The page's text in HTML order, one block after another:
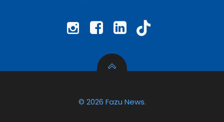
© 2026 Fazu News.